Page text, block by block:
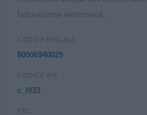
fatturazione elettronica.
CODICE FISCALE
80006940029
CODICE IPA
c_l933
PEC